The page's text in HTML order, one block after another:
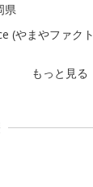
県
(やまやファクト
もっと見る